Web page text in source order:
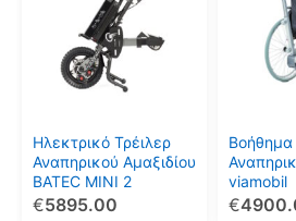
Ηλεκτρικό Τρέιλερ
Αναπηρικού Αμαξιδίου
BATEC MINI 2
5895.00
€
πολλαπλές
παραλλαγές.
μπορούν
να
επιλεγούν
στη
viamobil
€